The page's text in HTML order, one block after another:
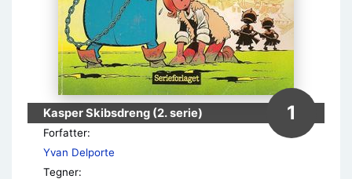
Kasper Skibsdreng (2. serie) 1
Forfatter:
Yvan Delporte
Tegner: